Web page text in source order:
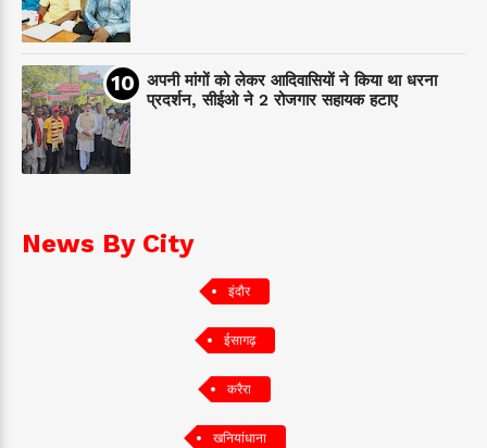
अपनी मांगों को लेकर आदिवासियों ने किया था धरना
प्रदर्शन, सीईओ ने 2 रोजगार सहायक हटाए
News By City
इंदौर
ईसागढ़
करैरा
खनियांधाना